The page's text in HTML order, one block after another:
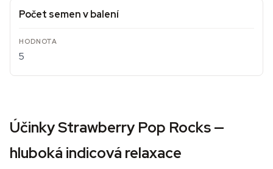
Počet semen v balení
5
Účinky Strawberry Pop Rocks —
hluboká indicová relaxace